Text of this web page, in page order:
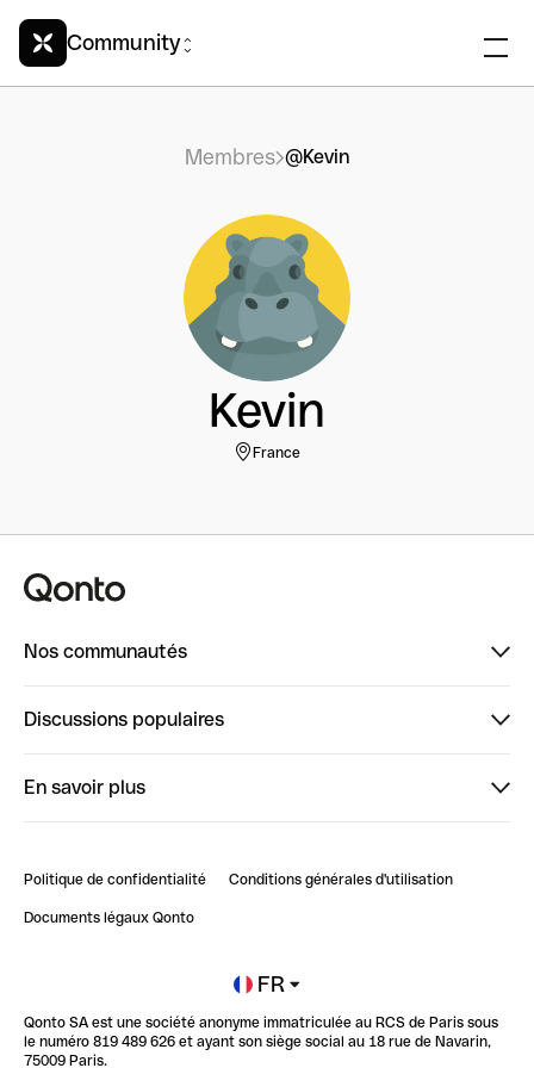
Community
Membres @Kevin
Kevin
France
Nos communautés
ClubQonto
Discussions populaires
Impact de l'IA sur les carrières/productivité
En savoir plus
Blog
Newsroom
Glossaire finance
Politique de confidentialité Conditions générales d'utilisation
Documents légaux Qonto
FR
Qonto SA est une société anonyme immatriculée au RCS de Paris sous
le numéro 819 489 626 et ayant son siège social au 18 rue de Navarin,
75009 Paris.